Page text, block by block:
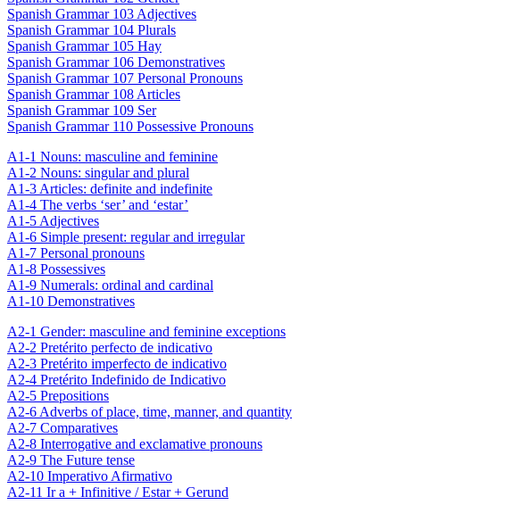
Spanish Grammar 103 Adjectives
Spanish Grammar 104 Plurals
Spanish Grammar 105 Hay
Spanish Grammar 106 Demonstratives
Spanish Grammar 107 Personal Pronouns
Spanish Grammar 108 Articles
Spanish Grammar 109 Ser
Spanish Grammar 110 Possessive Pronouns
A1-1 Nouns: masculine and feminine
A1-2 Nouns: singular and plural
A1-3 Articles: definite and indefinite
A1-4 The verbs ‘ser’ and ‘estar’
A1-5 Adjectives
A1-6 Simple present: regular and irregular
A1-7 Personal pronouns
A1-8 Possessives
A1-9 Numerals: ordinal and cardinal
A1-10 Demonstratives
A2-1 Gender: masculine and feminine exceptions
A2-2 Pretérito perfecto de indicativo
A2-3 Pretérito imperfecto de indicativo
A2-4 Pretérito Indefinido de Indicativo
A2-5 Prepositions
A2-6 Adverbs of place, time, manner, and quantity
A2-7 Comparatives
A2-8 Interrogative and exclamative pronouns
A2-9 The Future tense
A2-10 Imperativo Afirmativo
A2-11 Ir a + Infinitive / Estar + Gerund